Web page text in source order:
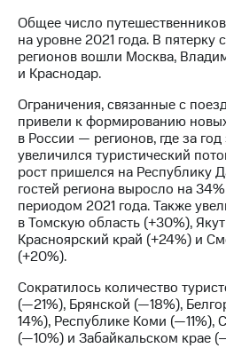
кабинет
акционера
Акционерный
капитал
Контроль
и
аудит
Рынок
акций
Описание
Программа
приобретения
Порядок
Дивиденды
Рынок
облигаций
Общее число
на уровне 2021 года. В
регионов вошли Москва,
и Краснодар.
Ограничения, связанные с
привели к формированию
в России — регионов, где за
увеличился туристический
рост пришелся на Республику
гостей региона выросло на
периодом 2021 года. Также
в Томскую область (+30%),
Красноярский край (+24%) и
(+20%).
Сократилось количество
(—21%), Брянской (—18%),
14%), Республике Коми (—11%),
(—10%) и Забайкальском крае